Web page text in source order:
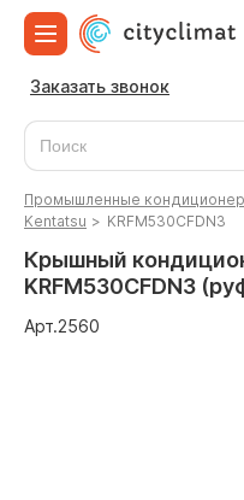
Заказать звонок
Промышленные
Kentatsu > KRFM530CFDN3
Крышный
KRFM530CFDN3
Арт.2560